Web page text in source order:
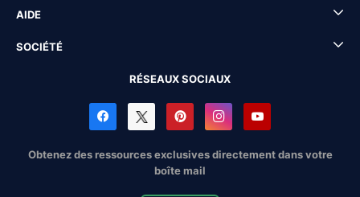
AIDE
SOCIÉTÉ
RÉSEAUX SOCIAUX
Obtenez des ressources exclusives directement dans votre
boîte mail